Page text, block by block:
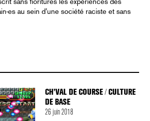
au sein d’une société raciste et sans
CH’VAL DE COURSE/CULTURE
DE BASE
26 juin 2018